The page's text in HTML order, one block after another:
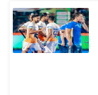
ल
क्रि
के